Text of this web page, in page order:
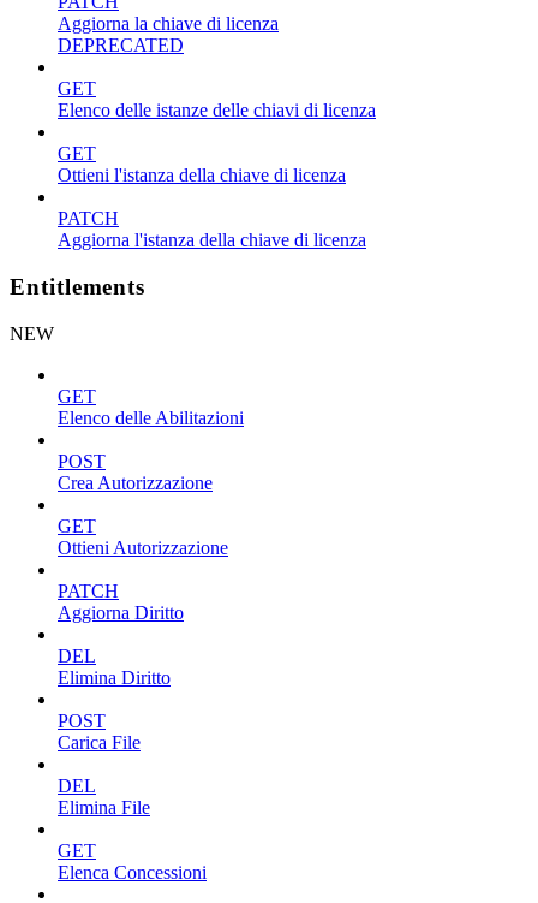
Aggiorna la chiave di licenza
DEPRECATED
GET
Elenco delle istanze delle chiavi di licenza
GET
Ottieni l'istanza della chiave di licenza
PATCH
Aggiorna l'istanza della chiave di licenza
Entitlements
NEW
GET
Elenco delle Abilitazioni
POST
Crea Autorizzazione
GET
Ottieni Autorizzazione
PATCH
Aggiorna Diritto
DEL
Elimina Diritto
POST
Carica File
DEL
Elimina File
GET
Elenca Concessioni